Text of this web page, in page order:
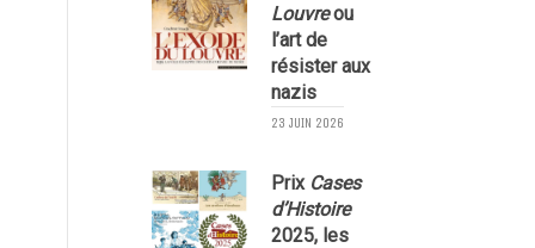
Louvreou
l’art de
résister aux
nazis
23 JUIN 2026
Prix Cases
d’Histoire
2025, les